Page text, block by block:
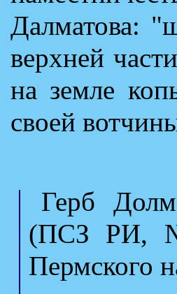
Далматова:
верхней
на земле
своей
Герб
(ПСЗ РИ, №
Пермского